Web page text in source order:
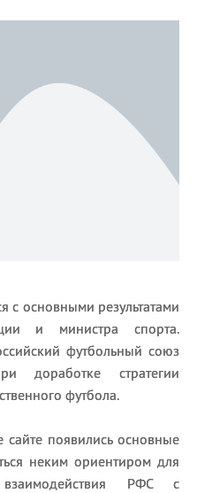
с основными результатами
и министра спорта.
футбольный союз
доработке стратегии
футбола.
сайте появились основные
неким ориентиром для
РФС с